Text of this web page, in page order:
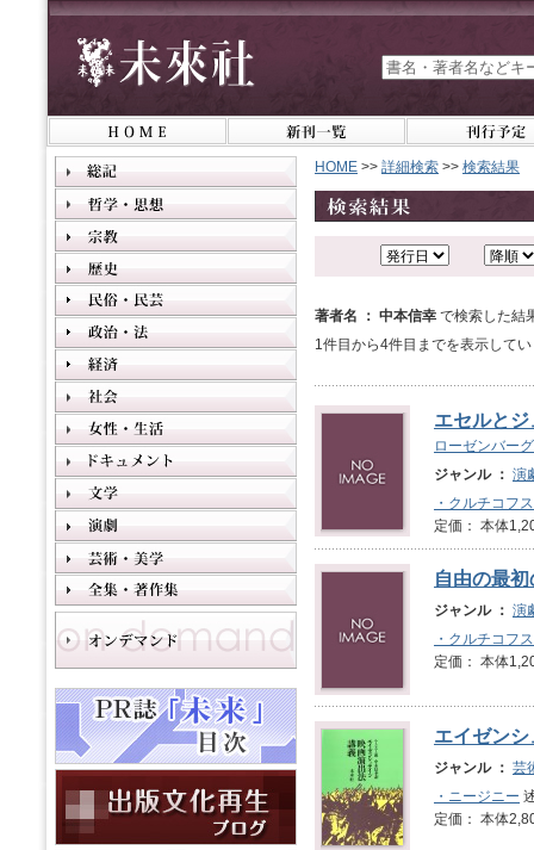
HOME >> 詳細検索 >> 検索結果
著者名 ： 中本信幸 で検索した結
1件目から4件目までを表示して
エセルと
ローゼンバー
ジャンル ： 演
・クルチコフ
定価： 本体
自由の最初
ジャンル ： 演
・クルチコフ
定価： 本体
エイゼン
ジャンル ： 芸
・ニージニー
定価： 本体